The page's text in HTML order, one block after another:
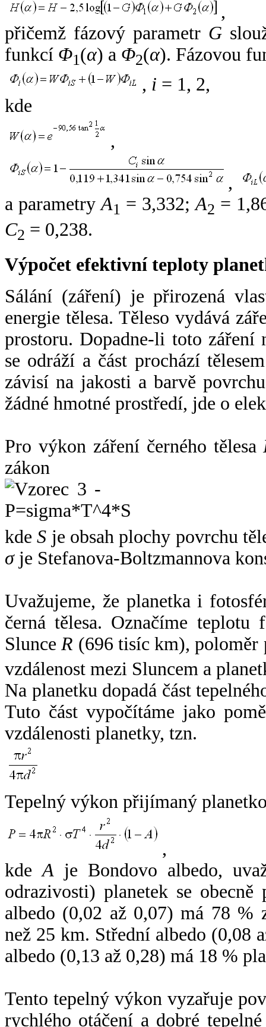
,
přičemž fázový parametr G
funkcí Φ1(α) a Φ2(α). Fázovou
, i = 1, 2,
kde
,
,
a parametryA1 = 3,332;A2 =
C2 = 0,238.
Výpočet efektivní teploty
Sálání (záření) je přirozená
energie tělesa. Těleso vydává
prostoru. Dopadne-li toto záření
se odráží a část prochází
závisí na jakosti a barvě
žádné hmotné prostředí, jde o
Pro výkon záření černého tělesa
zákon
kdeS je obsah plochy povrchu
σje Stefanova-Boltzmannova
Uvažujeme, že planetka i
černá tělesa. Označíme
SlunceR (696 tisíc km),
vzdálenost mezi Sluncem a
Na planetku dopadá část
Tuto část vypočítáme jako
vzdálenosti planetky, tzn.
Tepelný výkon přijímaný
,
kdeA je Bondovo albedo,
odrazivosti) planetek se
albedo (0,02 až 0,07) má 78 %
než 25 km. Střední albedo (0,08
albedo (0,13 až 0,28) má 18 %
Tento tepelný výkon vyzařuje
rychlého otáčení a dobré